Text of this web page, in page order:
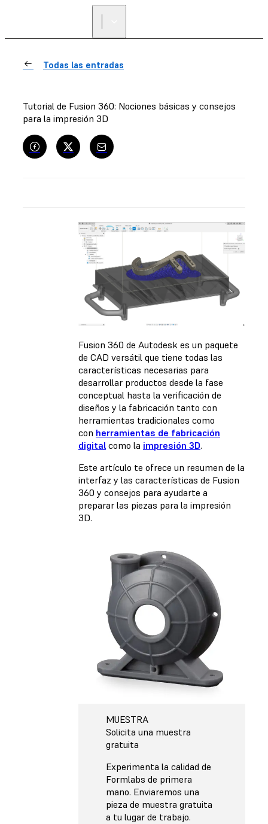
Todas las entradas
Tutorial de Fusion 360: Nociones básicas y consejos
para la impresión 3D
Fusion 360 de Autodesk es un paquete
de CAD versátil que tiene todas las
características necesarias para
desarrollar productos desde la fase
conceptual hasta la verificación de
diseños y la fabricación tanto con
herramientas tradicionales como
con herramientas de fabricación
digital como la impresión 3D.
Este artículo te ofrece un resumen de la
interfaz y las características de Fusion
360 y consejos para ayudarte a
preparar las piezas para la impresión
3D.
MUESTRA
Solicita una muestra
gratuita
Experimenta la calidad de
Formlabs de primera
mano. Enviaremos una
pieza de muestra gratuita
a tu lugar de trabajo.